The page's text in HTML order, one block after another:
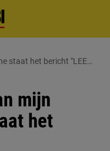
staat het bericht "LEEG
mijn
het